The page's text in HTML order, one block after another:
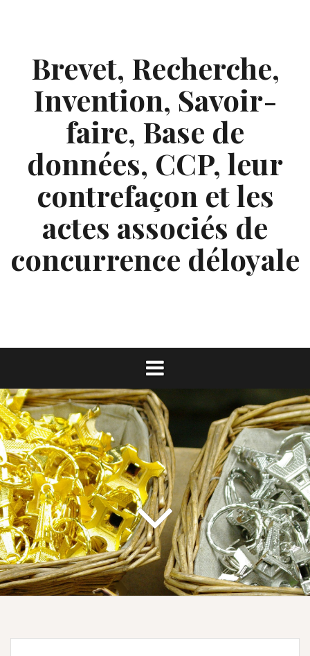
Brevet, Recherche,
Invention, Savoir-
faire, Base de
données, CCP, leur
contrefaçon et les
actes associés de
concurrence déloyale